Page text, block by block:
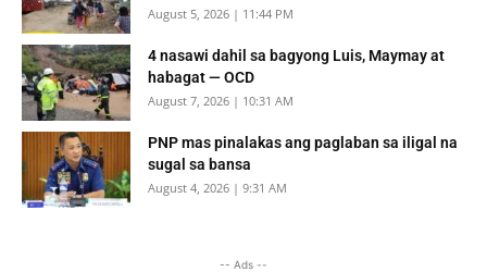
August 5, 2026 | 11:44 PM
4 nasawi dahil sa bagyong Luis, Maymay at
habagat — OCD
August 7, 2026 | 10:31 AM
PNP mas pinalakas ang paglaban sa iligal na
sugal sa bansa
August 4, 2026 | 9:31 AM
-- Ads --